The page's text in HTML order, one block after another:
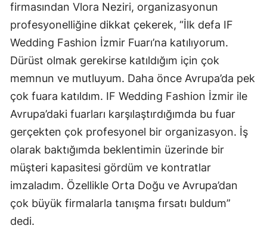
firmasından Vlora Neziri, organizasyonun
profesyonelliğine dikkat çekerek, “İlk defa IF
Wedding Fashion İzmir Fuarı’na katılıyorum.
Dürüst olmak gerekirse katıldığım için çok
memnun ve mutluyum. Daha önce Avrupa’da pek
çok fuara katıldım. IF Wedding Fashion İzmir ile
Avrupa’daki fuarları karşılaştırdığımda bu fuar
gerçekten çok profesyonel bir organizasyon. İş
olarak baktığımda beklentimin üzerinde bir
müşteri kapasitesi gördüm ve kontratlar
imzaladım. Özellikle Orta Doğu ve Avrupa’dan
çok büyük firmalarla tanışma fırsatı buldum”
dedi.